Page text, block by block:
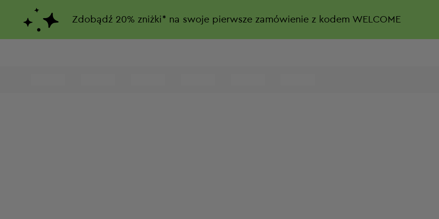
Zdobądź 20% zniżki* na swoje pierwsze zamówienie z kodem WELCOME